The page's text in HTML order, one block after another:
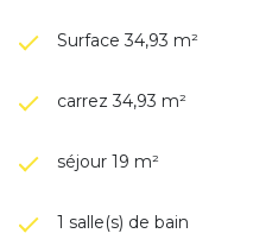
Surface 34,93 m²
carrez 34,93 m²
séjour 19 m²
1 salle(s) de bain